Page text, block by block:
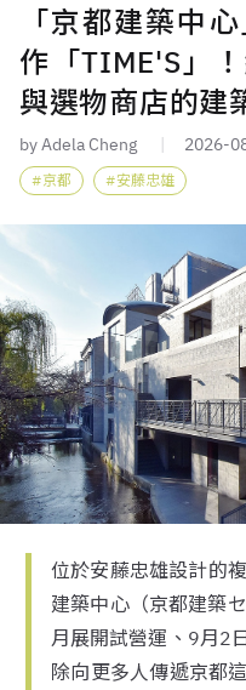
「京都建築中
作「TIME'S」
與選物商店的建
by Adela Cheng 2026-
京都 安藤忠雄
位於安藤忠雄設計的
建築中心（京都建築
月展開試營運、9月2
除向更多人傳遞京都